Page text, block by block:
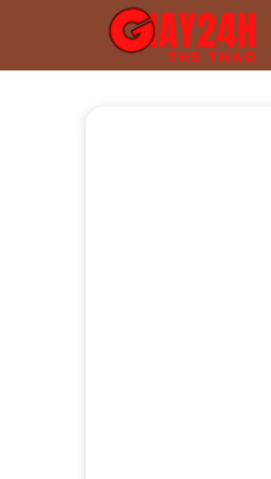
content